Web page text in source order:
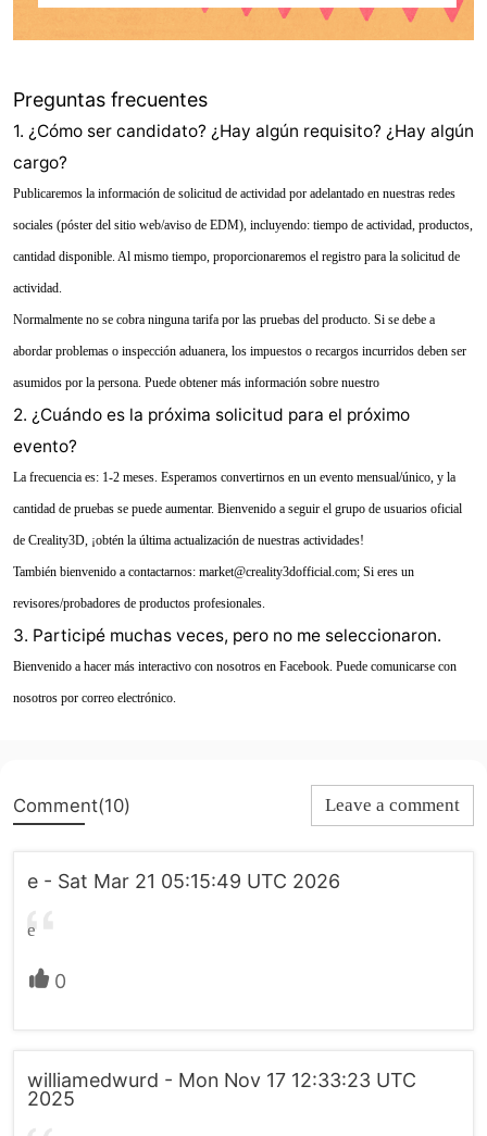
Preguntas frecuentes
1. ¿Cómo ser candidato? ¿Hay algún requisito? ¿Hay algún
cargo?
Publicaremos la información de solicitud de actividad por adelantado en nuestras redes
sociales (póster del sitio web/aviso de EDM), incluyendo: tiempo de actividad, productos,
cantidad disponible. Al mismo tiempo, proporcionaremos el registro para la solicitud de
actividad.
Normalmente no se cobra ninguna tarifa por las pruebas del producto. Si se debe a
abordar problemas o inspección aduanera, los impuestos o recargos incurridos deben ser
asumidos por la persona. Puede obtener más información sobre nuestro
2. ¿Cuándo es la próxima solicitud para el próximo
evento?
La frecuencia es: 1-2 meses. Esperamos convertirnos en un evento mensual/único, y la
cantidad de pruebas se puede aumentar. Bienvenido a seguir el grupo de usuarios oficial
de Creality3D, ¡obtén la última actualización de nuestras actividades!
También bienvenido a contactarnos: market@creality3dofficial.com; Si eres un
revisores/probadores de productos profesionales.
3. Participé muchas veces, pero no me seleccionaron.
Bienvenido a hacer más interactivo con nosotros en Facebook. Puede comunicarse con
nosotros por correo electrónico.
Comment(10) Leave a comment
e - Sat Mar 21 05:15:49 UTC 2026
e
0
williamedwurd - Mon Nov 17 12:33:23 UTC
2025